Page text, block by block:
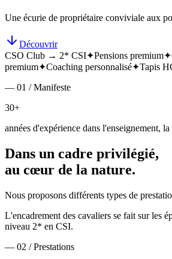
Une écurie de propriétaire conviviale aux
Découvrir
CSO Club → 2* CSI✦Pensions premium✦
premium✦Coaching personnalisé✦Tapis
— 01 / Manifeste
30+
années d'expérience dans l'enseignement,
Dans un cadre privilégié,
au cœur de la nature.
Nous proposons différents types de
L'encadrement des cavaliers se fait sur les
niveau 2* en CSI.
— 02 / Prestations